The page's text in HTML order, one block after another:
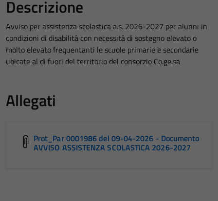
Descrizione
Avviso per assistenza scolastica a.s. 2026-2027 per alunni in
condizioni di disabilità con necessità di sostegno elevato o
molto elevato frequentanti le scuole primarie e secondarie
ubicate al di fuori del territorio del consorzio Co.ge.sa
Allegati
Prot_Par 0001986 del 09-04-2026 - Documento
AVVISO ASSISTENZA SCOLASTICA 2026-2027